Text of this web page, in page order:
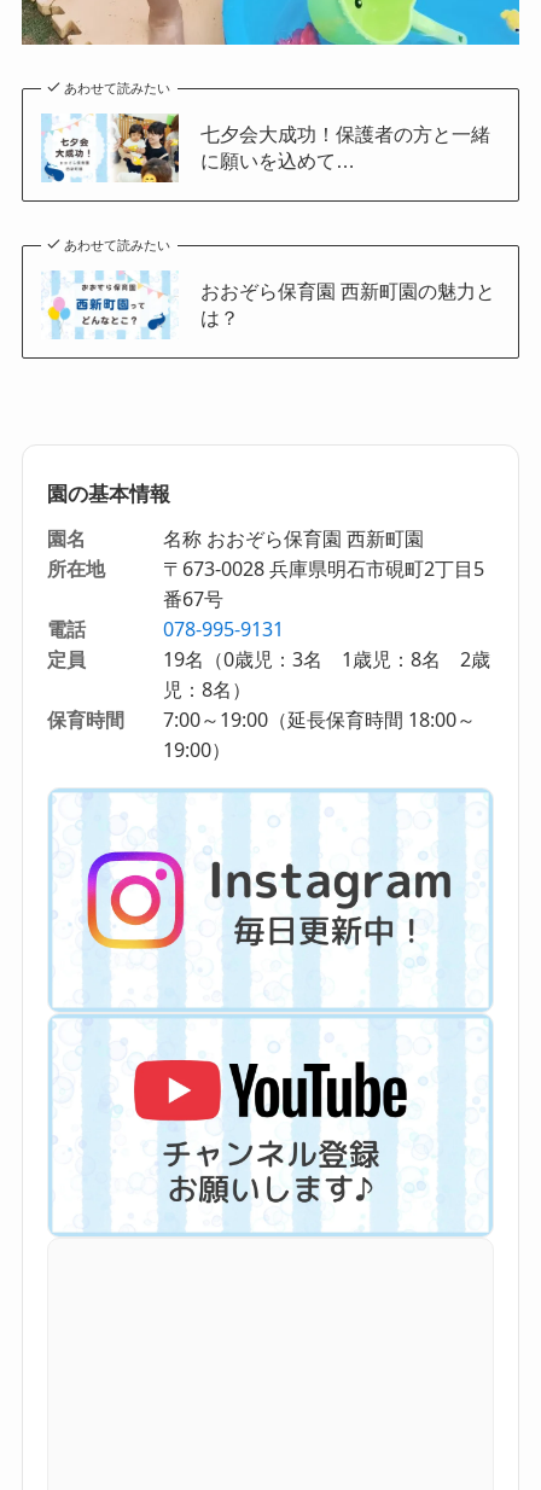
あわせて読みたい
七夕会大成功！保護者の方と一緒
に願いを込めて…
あわせて読みたい
おおぞら保育園 西新町園の魅力と
は？
園の基本情報
園名
名称 おおぞら保育園 西新町園
所在地
〒673-0028 兵庫県明石市硯町2丁目5
番67号
電話
078-995-9131
定員
19名（0歳児：3名 1歳児：8名 2歳
児：8名）
保育時間
7:00～19:00（延長保育時間 18:00～
19:00）